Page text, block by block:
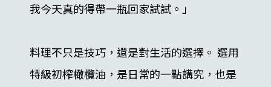
我今天真的得帶一瓶回家試試。」
料理不只是技巧，還是對生活的選擇。 選用
特級初榨橄欖油，是日常的一點講究，也是